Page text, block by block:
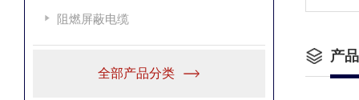
阻燃屏蔽电缆
全部产品分类
产